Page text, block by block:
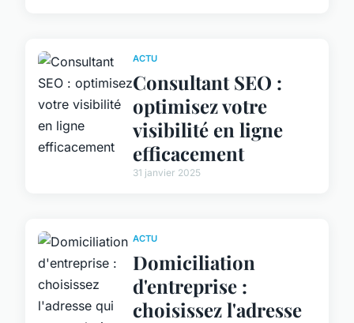
ACTU
Consultant SEO :
optimisez votre
visibilité en ligne
efficacement
31 janvier 2025
ACTU
Domiciliation
d'entreprise :
choisissez l'adresse